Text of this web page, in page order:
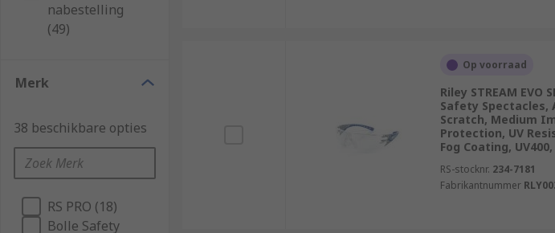
nabestelling
(49)
Merk
38 beschikbare opties
RS PRO (18)
Bolle Safety
Op voorraad
Riley STREAM EVO
Safety Spectacles,
Scratch, Medium
Protection, UV
Fog Coating, UV400,
RS-stocknr. 234-7181
Fabrikantnummer